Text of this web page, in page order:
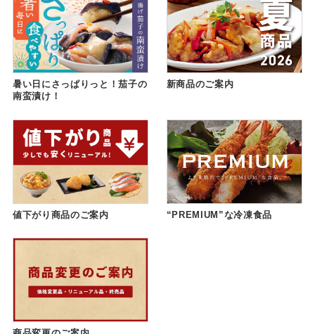
暑い日にさっぱりっと！茄子の
南蛮漬け！
新商品のご案内
値下がり商品のご案内 “PREMIUM”な冷凍食品